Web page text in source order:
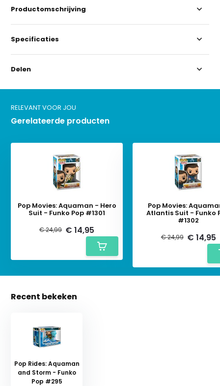
Productomschrijving
Specificaties
Delen
RELEVANT VOOR JOU
Gerelateerde producten
Pop Movies: Aquaman - Hero
Suit - Funko Pop #1301
€ 24,99 € 14,95
Pop Movies:
Atlantis Suit - Funko
#1302
€ 24,99 € 14,95
Recent bekeken
Pop Rides: Aquaman
and Storm - Funko
Pop #295